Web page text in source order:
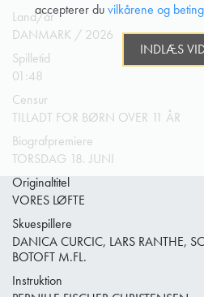
accepterer duvilkårene og
INDLÆS
Land/år
DANMARK / 2026
Spilletid
01:48
Censur
TILLADT FOR BØRN OVER 11 ÅR
Biografpremiere
TORSDAG 18. JUNI
Originaltitel
VORES LØFTE
Skuespillere
DANICA CURCIC, LARS RANTHE,
BOTOFT M.FL.
Instruktion